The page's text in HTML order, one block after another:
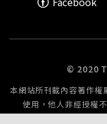
阿明伏法石沉大海，
© 2020
本網站所刊載內容著作權
使用，他人非經授權